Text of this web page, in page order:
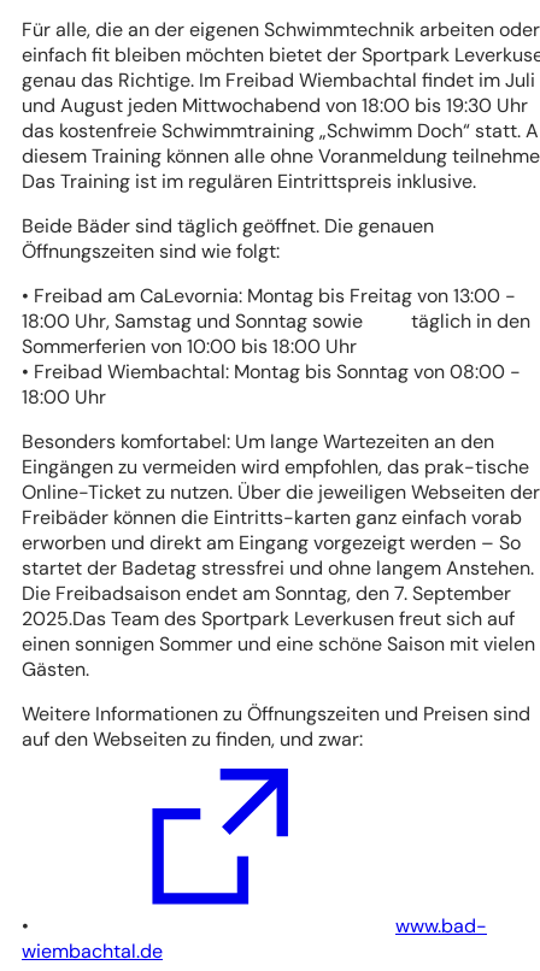
Für alle, die an der eigenen Schwimmtechnik arbeiten oder
einfach fit bleiben möchten bietet der Sportpark
genau das Richtige. Im Freibad Wiembachtal findet im Juli
und August jeden Mittwochabend von 18:00 bis 19:30 Uhr
das kostenfreie Schwimmtraining „Schwimm Doch“ statt.
diesem Training können alle ohne Voranmeldung
Das Training ist im regulären Eintrittspreis inklusive.
Beide Bäder sind täglich geöffnet. Die genauen
Öffnungszeiten sind wie folgt:
• Freibad am CaLevornia: Montag bis Freitag von 13:00 -
18:00 Uhr, Samstag und Sonntag sowie täglich in den
Sommerferien von 10:00 bis 18:00 Uhr
• Freibad Wiembachtal: Montag bis Sonntag von 08:00 -
18:00 Uhr
Besonders komfortabel: Um lange Wartezeiten an den
Eingängen zu vermeiden wird empfohlen, das prak-tische
Online-Ticket zu nutzen. Über die jeweiligen Webseiten der
Freibäder können die Eintritts-karten ganz einfach vorab
erworben und direkt am Eingang vorgezeigt werden – So
startet der Badetag stressfrei und ohne langem Anstehen.
Die Freibadsaison endet am Sonntag, den 7. September
2025.Das Team des Sportpark Leverkusen freut sich auf
einen sonnigen Sommer und eine schöne Saison mit vielen
Gästen.
Weitere Informationen zu Öffnungszeiten und Preisen sind
auf den Webseiten zu finden, und zwar:
•
www.bad-
wiembachtal.de
(Öffnet